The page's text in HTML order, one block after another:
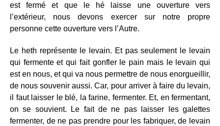
est fermé et que le hé laisse une ouverture vers
l’extérieur, nous devons exercer sur notre propre
personne cette ouverture vers l’Autre.
Le heth représente le levain. Et pas seulement le levain
qui fermente et qui fait gonfler le pain mais le levain qui
est en nous, et qui va nous permettre de nous enorgueillir,
de nous souvenir aussi. Car, pour arriver à faire du levain,
il faut laisser le blé, la farine, fermenter. Et, en fermentant,
on se souvient. Le fait de ne pas laisser les galettes
fermenter, de ne pas prendre pour les fabriquer, de levain